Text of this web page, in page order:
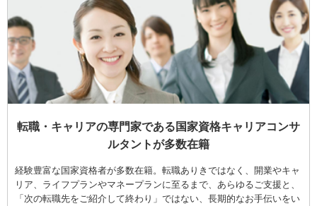
転職・キャリアの専門家である国家資格キャリアコンサ
ルタントが多数在籍
経験豊富な国家資格者が多数在籍。転職ありきではなく、開業やキャ
リア、ライフプランやマネープランに至るまで、あらゆるご支援と、
「次の転職先をご紹介して終わり」ではない、長期的なお手伝いをい